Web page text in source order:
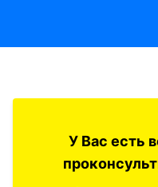
У Вас есть